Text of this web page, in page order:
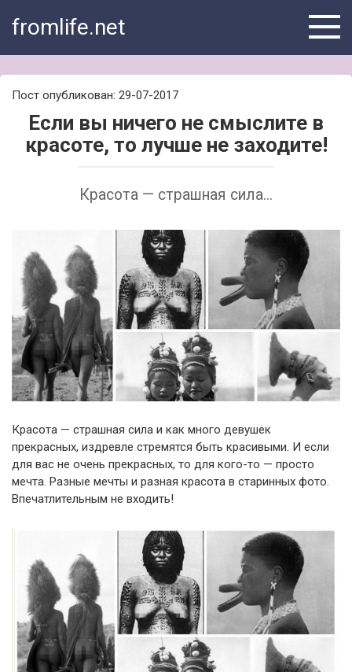
fromlife.net
Пост опубликован: 29-07-2017
Если вы ничего не смыслите в
красоте, то лучше не заходите!
Красота — страшная сила...
Красота — страшная сила и как много девушек
прекрасных, издревле стремятся быть красивыми. И если
для вас не очень прекрасных, то для кого-то — просто
мечта. Разные мечты и разная красота в старинных фото.
Впечатлительным не входить!